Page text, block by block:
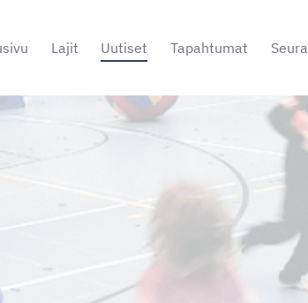
Lajit Uutiset Tapahtumat Seura